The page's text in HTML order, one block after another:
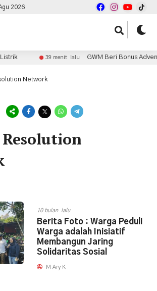
2026
39 menit lalu GWM Beri Bonus
Network
10 bulan lalu
Berita Foto : Warga Peduli
Warga adalah Inisiatif
Membangun Jaring
Solidaritas Sosial
M Ary K